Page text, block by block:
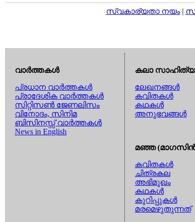
സ്വകാര്യതാ നയം|
വാര്‍ത്തകള്‍
പ്രധാന വാര്‍ത്തകള്‍
പ്രാദേശിക വാര്‍ത്തകള്‍
സിറ്റിസണ്‍ ജേണലിസം
വിനോദം, സിനിമ
ബിസിനസ്സ് വാര്‍ത്തകള്‍
News in English
കലാ
ലേഖനങ്ങള്‍
കവിതകള്‍
കഥകള്‍
അനുഭവങ്ങള്‍
മഞ്ഞ
കവിതകള്‍
ചിത്രകല
അഭിമുഖം
കഥകള്‍
കുറിപ്പുകള്‍
മരമെഴുതുന്നത്